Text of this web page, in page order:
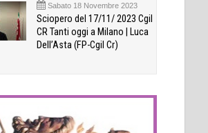
Sabato 18 Novembre 2023
Sciopero del 17/11/ 2023 Cgil
CR Tanti oggi a Milano | Luca
Dell’Asta (FP-Cgil Cr)